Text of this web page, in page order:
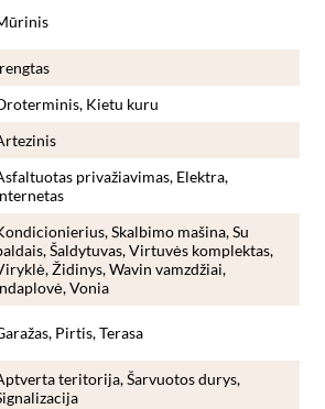
Kietu kuru
privažiavimas, Elektra,
Skalbimo mašina, Su
Šaldytuvas, Virtuvės komplektas,
Židinys, Wavin vamzdžiai,
Vonia
Pirtis, Terasa
teritorija, Šarvuotos durys,